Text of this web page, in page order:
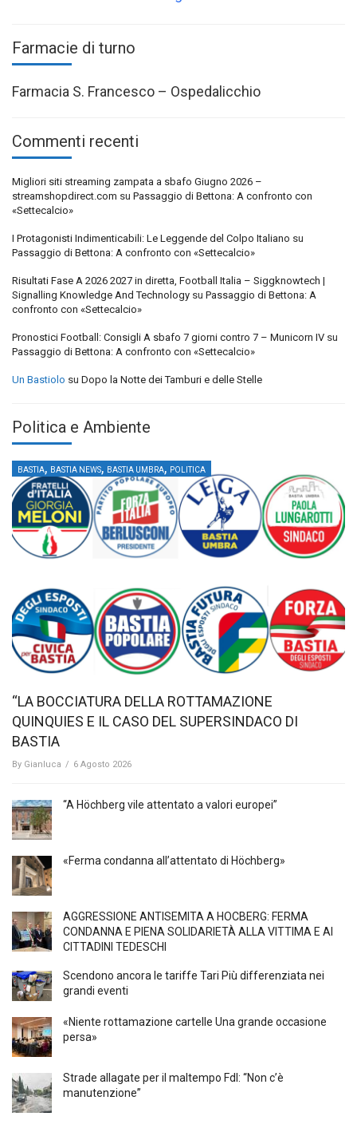
Farmacie di turno
Farmacia S. Francesco – Ospedalicchio
Commenti recenti
Migliori siti streaming zampata a sbafo Giugno 2026 –
streamshopdirect.com su Passaggio di Bettona: A confronto con
«Settecalcio»
I Protagonisti Indimenticabili: Le Leggende del Colpo Italiano su
Passaggio di Bettona: A confronto con «Settecalcio»
Risultati Fase A 2026 2027 in diretta, Football Italia – Siggknowtech |
Signalling Knowledge And Technology su Passaggio di Bettona: A
confronto con «Settecalcio»
Pronostici Football: Consigli A sbafo 7 giorni contro 7 – Municorn IV su
Passaggio di Bettona: A confronto con «Settecalcio»
Un Bastiolo su Dopo la Notte dei Tamburi e delle Stelle
Politica e Ambiente
BASTIA, BASTIA NEWS, BASTIA UMBRA, POLITICA
“LA BOCCIATURA DELLA ROTTAMAZIONE
QUINQUIES E IL CASO DEL SUPERSINDACO DI
BASTIA
By Gianluca / 6 Agosto 2026
“A Höchberg vile attentato a valori europei”
«Ferma condanna all’attentato di Höchberg»
AGGRESSIONE ANTISEMITA A HÖCBERG: FERMA
CONDANNA E PIENA SOLIDARIETÀ ALLA VITTIMA E AI
CITTADINI TEDESCHI
Scendono ancora le tariffe Tari Più differenziata nei
grandi eventi
«Niente rottamazione cartelle Una grande occasione
persa»
Strade allagate per il maltempo FdI: “Non c’è
manutenzione”